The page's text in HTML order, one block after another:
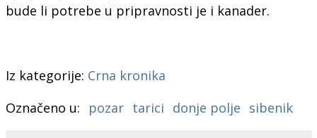
bude li potrebe u pripravnosti je i kanader.
Iz kategorije: Crna kronika
Označeno u:
pozar tarici donje polje sibenik